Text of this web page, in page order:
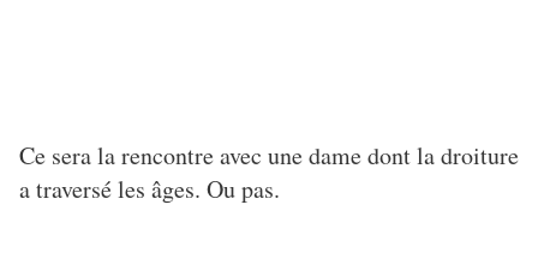
Ce sera la rencontre avec une dame dont la droiture
a traversé les âges. Ou pas.